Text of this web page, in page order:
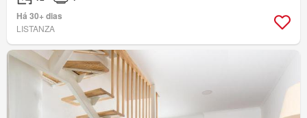
Há 30+ dias
LISTANZA